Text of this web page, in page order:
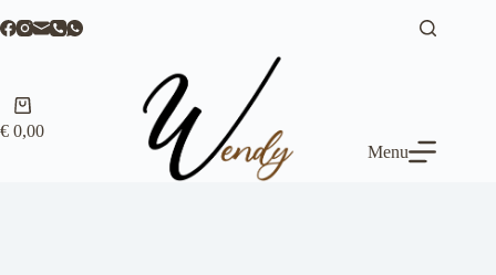
naar
Winkelwagen
€ 0,00
Menu